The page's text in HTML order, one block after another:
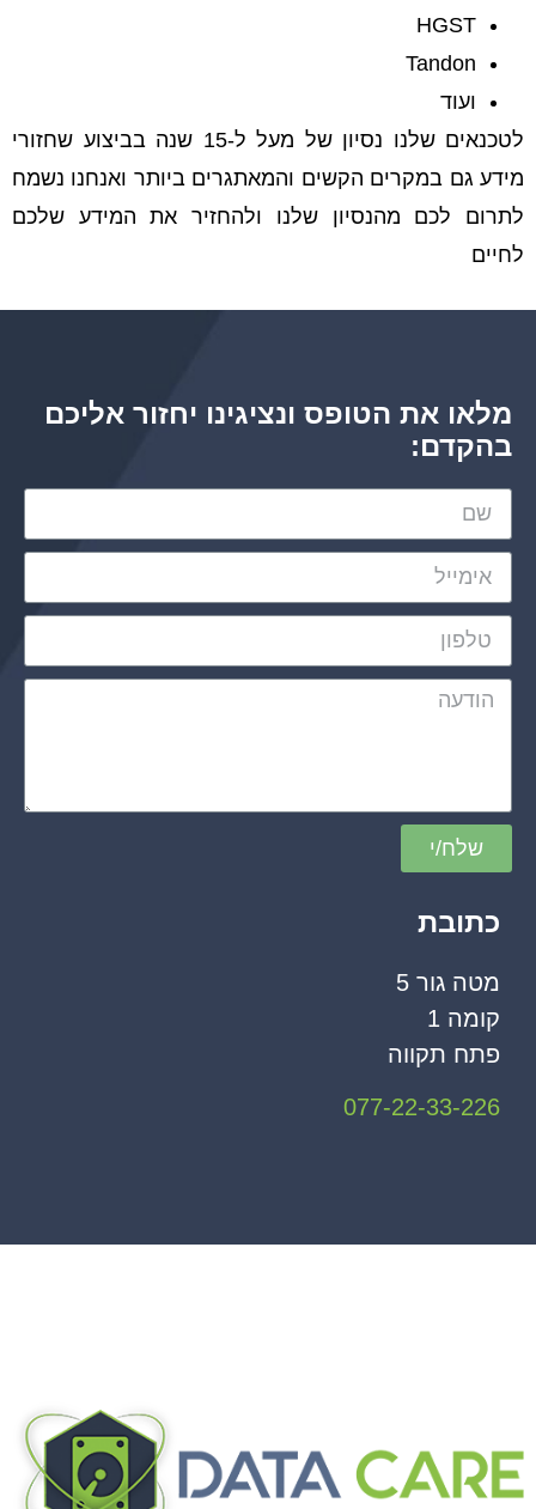
HGST
Tandon
ועוד
לטכנאים שלנו נסיון של מעל ל-15 שנה בביצוע שחזורי
מידע גם במקרים הקשים והמאתגרים ביותר ואנחנו נשמח
לתרום לכם מהנסיון שלנו ולהחזיר את המידע שלכם
לחיים
מלאו את הטופס ונציגינו יחזור אליכם
בהקדם:
שלח/י
כתובת
מטה גור 5
קומה 1
פתח תקווה
077-22-33-226